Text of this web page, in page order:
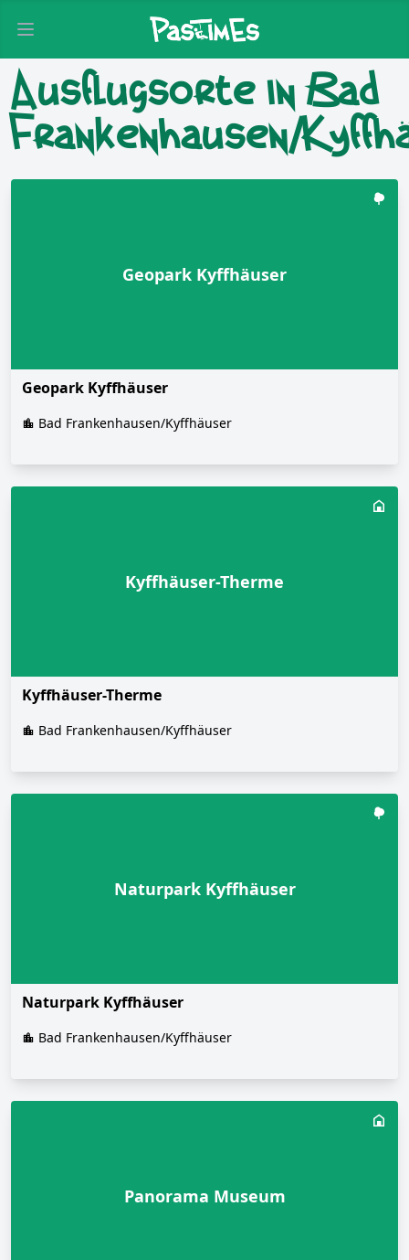
Open main menu
Ausflugsorte in Bad
Frankenhausen/
Geopark Kyffhäuser
Geopark Kyffhäuser
Bad Frankenhausen/Kyffhäuser
Kyffhäuser-Therme
Kyffhäuser-Therme
Bad Frankenhausen/Kyffhäuser
Naturpark Kyffhäuser
Naturpark Kyffhäuser
Bad Frankenhausen/Kyffhäuser
Panorama Museum